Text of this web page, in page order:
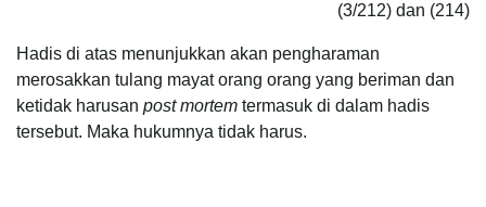
(3/212) dan (214)
Hadis di atas menunjukkan akan pengharaman
merosakkan tulang mayat orang orang yang beriman dan
ketidak harusan post mortem termasuk di dalam hadis
tersebut. Maka hukumnya tidak harus.